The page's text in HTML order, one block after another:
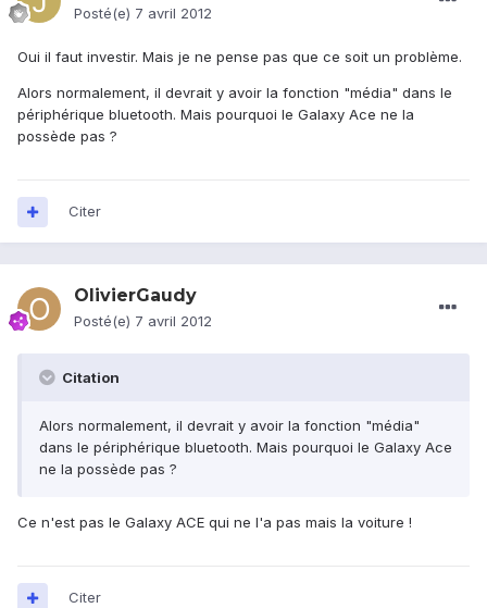
Posté(e) 7 avril 2012
Oui il faut investir. Mais je ne pense pas que ce soit un problème.
Alors normalement, il devrait y avoir la fonction "média" dans le
périphérique bluetooth. Mais pourquoi le Galaxy Ace ne la
possède pas ?
Citer
OlivierGaudy
Posté(e) 7 avril 2012
Citation
Alors normalement, il devrait y avoir la fonction "média"
dans le périphérique bluetooth. Mais pourquoi le Galaxy Ace
ne la possède pas ?
Ce n'est pas le Galaxy ACE qui ne l'a pas mais la voiture !
Citer